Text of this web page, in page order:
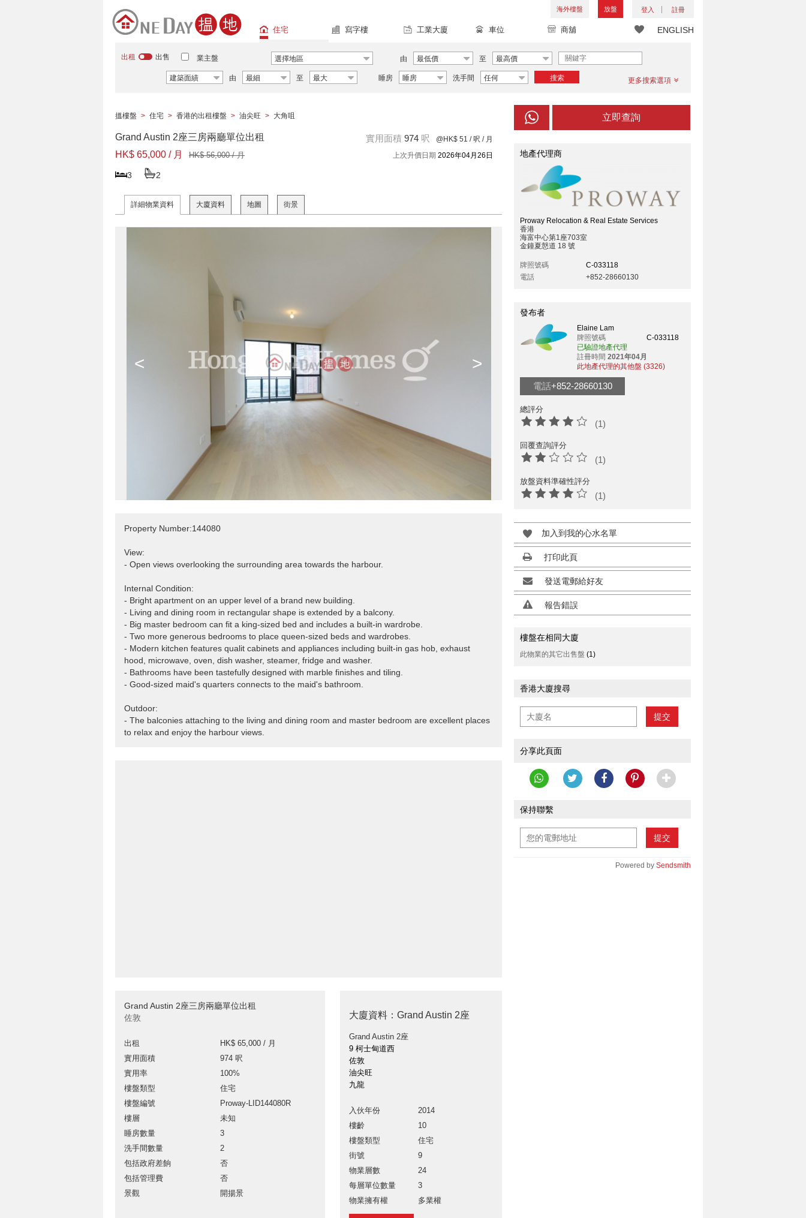
海外樓盤 放盤 登入 註冊
ENGLISH
住宅 寫字樓 工業大廈 車位 商舖
出租 出售 業主盤 選擇地區 由 最低價 至 最高價
建築面績 由 最細 至 最大 睡房 睡房 洗手間 任何 搜索 更多搜索選項
搵樓盤 > 住宅 > 香港的出租樓盤 > 油尖旺 > 大角咀
Grand Austin 2座三房兩廳單位出租
HK$ 65,000 / 月
HK$ 56,000 / 月
3 2
實用面積 974 呎 @HK$ 51 / 呎 / 月
上次升價日期 2026年04月26日
詳細物業資料 大廈資料 地圖 街景
< >
Property Number:144080
View:
- Open views overlooking the surrounding area towards the harbour.
Internal Condition:
- Bright apartment on an upper level of a brand new building.
- Living and dining room in rectangular shape is extended by a balcony.
- Big master bedroom can fit a king-sized bed and includes a built-in wardrobe.
- Two more generous bedrooms to place queen-sized beds and wardrobes.
- Modern kitchen features qualit cabinets and appliances including built-in gas hob, exhaust
hood, microwave, oven, dish washer, steamer, fridge and washer.
- Bathrooms have been tastefully designed with marble finishes and tiling.
- Good-sized maid's quarters connects to the maid's bathroom.
Outdoor:
- The balconies attaching to the living and dining room and master bedroom are excellent places
to relax and enjoy the harbour views.
Grand Austin 2座三房兩廳單位出租
佐敦
出租
HK$ 65,000 / 月
實用面積
974 呎
實用率
100%
樓盤類型
住宅
樓盤編號
Proway-LID144080R
樓層
未知
睡房數量
3
洗手間數量
2
包括政府差餉
否
包括管理費
否
景觀
開揚景
大廈資料：Grand Austin 2座
Grand Austin 2座
9 柯士甸道西
佐敦
油尖旺
九龍
入伙年份
2014
樓齡
10
樓盤類型
住宅
街號
9
物業層數
24
每層單位數量
3
物業擁有權
多業權
立即查詢
地產代理商
Proway Relocation & Real Estate Services
香港
海富中心第1座703室
金鐘夏慤道 18 號
牌照號碼
C-033118
電話
+852-28660130
發布者
Elaine Lam
牌照號碼
C-033118
已驗證地產代理
註冊時間 2021年04月
此地產代理的其他盤 (3326)
電話+852-28660130
總評分
(1)
回覆查詢評分
(1)
放盤資料準確性評分
(1)
加入到我的心水名單
打印此頁
發送電郵給好友
報告錯誤
樓盤在相同大廈
此物業的其它出售盤 (1)
香港大廈搜尋
提交
分享此頁面
保持聯繫
提交
Powered by Sendsmith